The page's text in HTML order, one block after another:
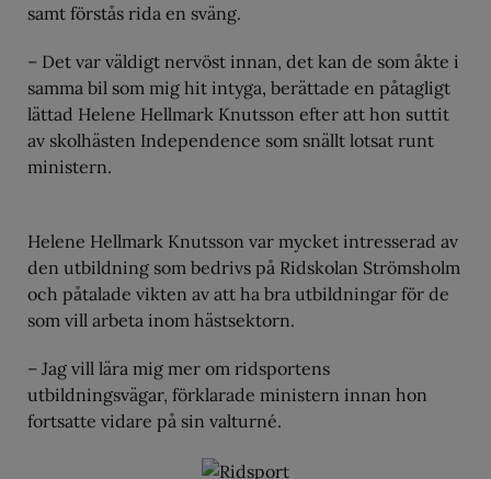
samt förstås rida en sväng.
– Det var väldigt nervöst innan, det kan de som åkte i
samma bil som mig hit intyga, berättade en påtagligt
lättad Helene Hellmark Knutsson efter att hon suttit
av skolhästen Independence som snällt lotsat runt
ministern.
Helene Hellmark Knutsson var mycket intresserad av
den utbildning som bedrivs på Ridskolan Strömsholm
och påtalade vikten av att ha bra utbildningar för de
som vill arbeta inom hästsektorn.
– Jag vill lära mig mer om ridsportens
utbildningsvägar, förklarade ministern innan hon
fortsatte vidare på sin valturné.